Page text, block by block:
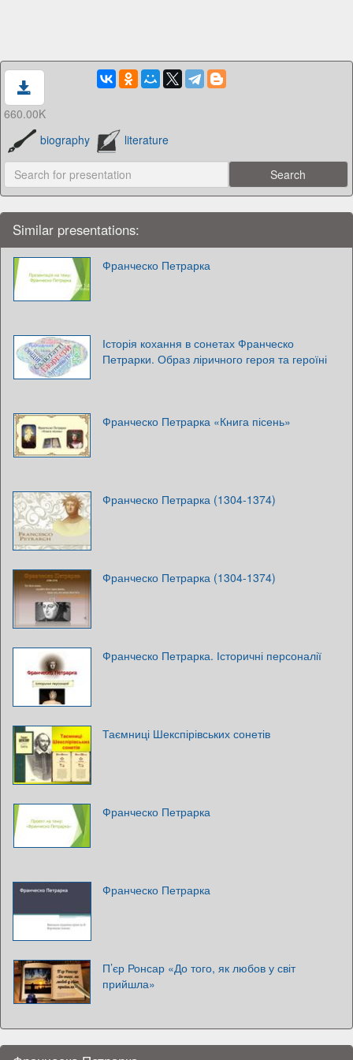
660.00K
biography
literature
Similar presentations:
Франческо Петрарка
Історія кохання в сонетах Франческо
Петрарки. Образ ліричного героя та героїні
Франческо Петрарка «Книга пісень»
Франческо Петрарка (1304-1374)
Франческо Петрарка (1304-1374)
Франческо Петрарка. Історичні персоналії
Таємниці Шекспірівських сонетів
Франческо Петрарка
Франческо Петрарка
П’єр Ронсар «До того, як любов у світ
прийшла»